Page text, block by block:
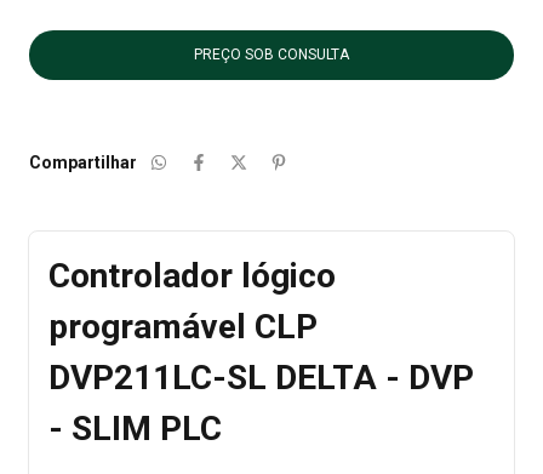
Compartilhar
Controlador lógico
programável CLP
DVP211LC-SL DELTA - DVP
- SLIM PLC